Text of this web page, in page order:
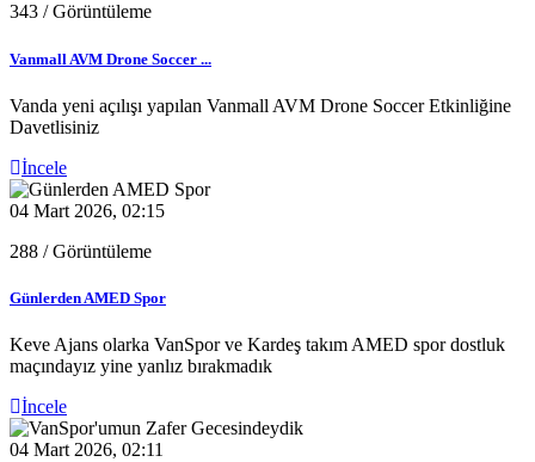
343 / Görüntüleme
Vanmall AVM Drone Soccer ...
Vanda yeni açılışı yapılan Vanmall AVM Drone Soccer Etkinliğine
Davetlisiniz
İncele
04 Mart 2026, 02:15
288 / Görüntüleme
Günlerden AMED Spor
Keve Ajans olarka VanSpor ve Kardeş takım AMED spor dostluk
maçındayız yine yanlız bırakmadık
İncele
04 Mart 2026, 02:11